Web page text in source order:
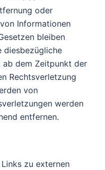
oder
Informationen
bleiben
diesbezügliche
dem Zeitpunkt der
Rechtsverletzung
von
werden
entfernen.
zu externen